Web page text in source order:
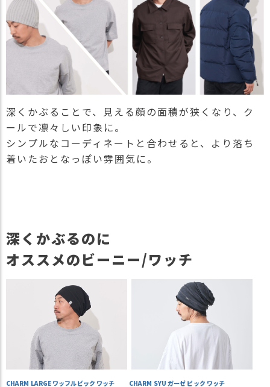
深くかぶることで、見える顔の面積が狭くなり、ク
ールで凛々しい印象に。
シンプルなコーディネートと合わせると、より落ち
着いたおとなっぽい雰囲気に。
深くかぶるのに
オススメのビーニー/ワッチ
CHARM LARGE ワッフルビック ワッチ
CHARM SYU ガーゼ ビック ワッチ